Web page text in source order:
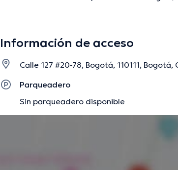
usados por el especialista.
Información de acceso
Calle 127 #20-78, Bogotá, 110111,
Parqueadero
Sin parqueadero disponible